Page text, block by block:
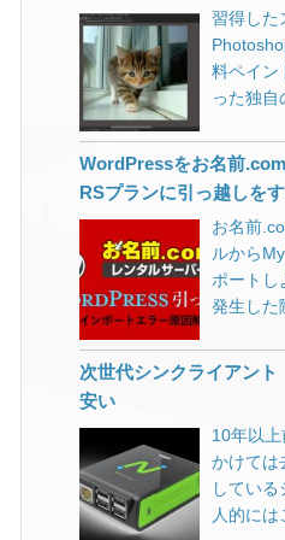
から初期
ジ下段に
るので、
位置を合
トコード
した
前の機器
ね。 別
使ってい
USBタイ
しない
2.4GHz
平均して
非常に安
すいてい
えます。
スリザ
になった
かと、釣
のが不要
ら屋外
LANケー
で、通常
なります
合には配
記事数よ
ージネー
ん。 上
テンプ
消してく
管理画面
ページに
シュール
「
角スペ
「デリー
intel ssd
たお店で
た。
したね、
除 私も
インスト
便番号は
っぽいで
上しまし
用してい
不具合
win10
金ですが
（1か月
の場合
分＋新
なると思
追加後す
すれば、
程度です
移行さ
50G →
も、パー
た、IPア
めネーム
について
くださ
sys.jp/
んでしょ
サービス
ービス
ービス
Google
世界地図
で自在に
るとあっ
システム
た。 私
に
ない仕様
れ、さら
て、今
に。 今
習得した
料ペイン
った独自
た】
WordPressをお名前
RSプランに引っ越しを
お名前
ルから
ポートし
発生した
FileZilla
なく完了
次世代シンクライアント
安い
10年以
かけては
してい
人的には